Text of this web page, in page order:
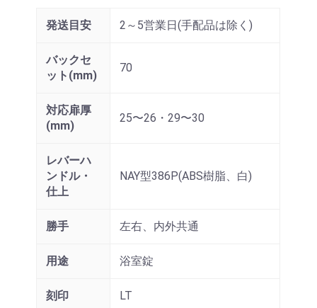
発送目安 2～5営業日(手配品は除く)
バックセ
ット(mm)
70
対応扉厚
(mm)
25〜26・29〜30
レバーハ
ンドル・
仕上
NAY型386P(ABS樹脂、白)
勝手 左右、内外共通
用途 浴室錠
刻印 LT